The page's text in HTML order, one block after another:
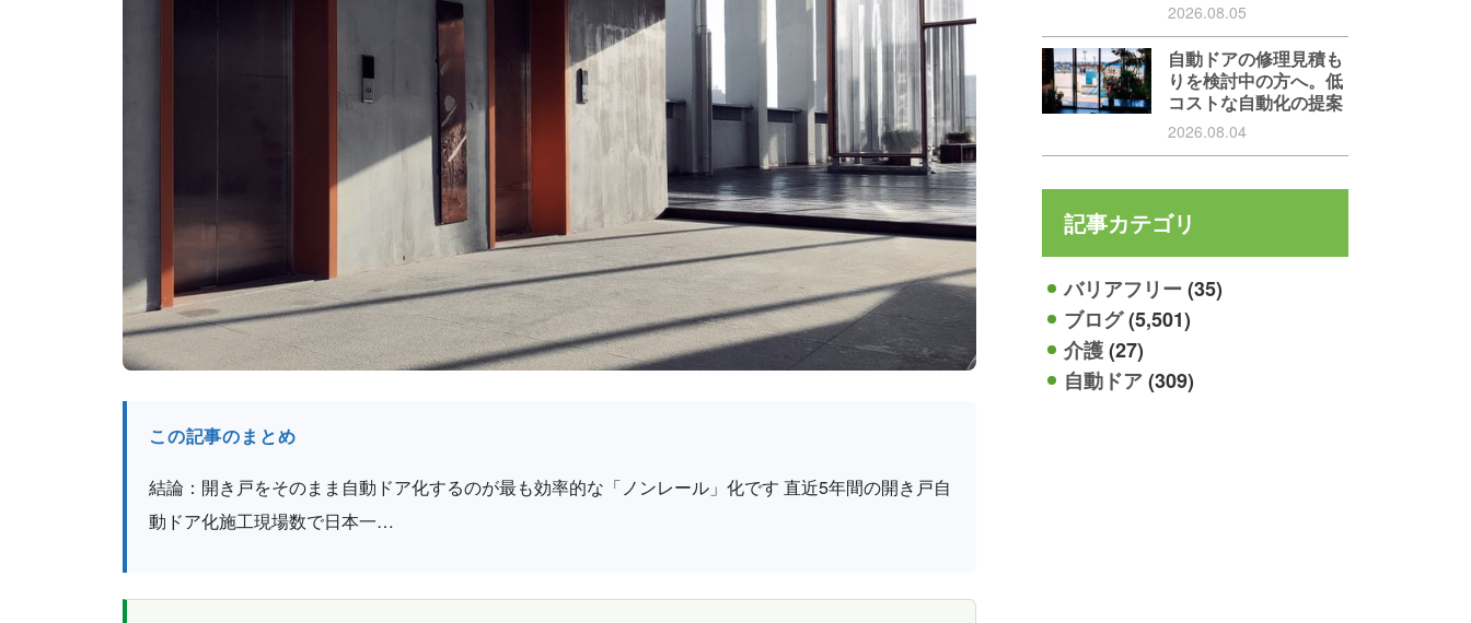
この記事のまとめ
結論：開き戸をそのまま自動ドア化するのが最も効率的な「ノンレール」化です 直近5年間の開き戸自
動ドア化施工現場数で日本一…
2026.08.05
自動ドアの修理見積も
りを検討中の方へ。低
コストな自動化の提案
2026.08.04
記事カテゴリ
バリアフリー(35)
ブログ(5,501)
介護(27)
自動ドア(309)